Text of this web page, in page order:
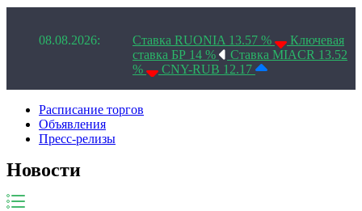
08.08.2026: Ставка RUONIA 13.57 %
Ключевая
ставка БР 14 %
Ставка MIACR 13.52
%
CNY-RUB 12.17
Расписание торгов
Объявления
Пресс-релизы
Новости